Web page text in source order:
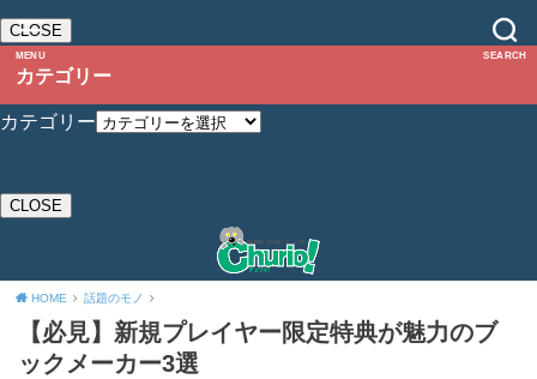
MENU
CLOSE
カテゴリー
カテゴリー
CLOSE
SEARCH
HOME 話題のモノ
【必見】新規プレイヤー限定特典が魅力のブ
ックメーカー3選